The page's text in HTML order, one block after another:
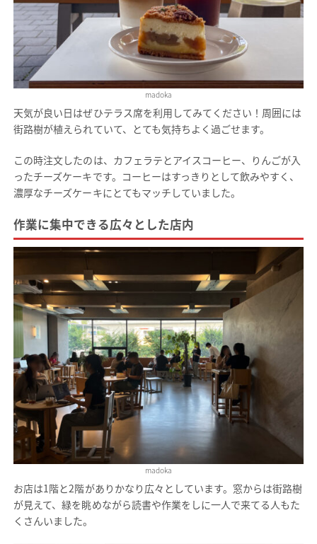
madoka
天気が良い日はぜひテラス席を利用してみてください！周囲には
街路樹が植えられていて、とても気持ちよく過ごせます。
この時注文したのは、カフェラテとアイスコーヒー、りんごが入
ったチーズケーキです。コーヒーはすっきりとして飲みやすく、
濃厚なチーズケーキにとてもマッチしていました。
作業に集中できる広々とした店内
madoka
お店は1階と2階がありかなり広々としています。窓からは街路樹
が見えて、緑を眺めながら読書や作業をしに一人で来てる人もた
くさんいました。